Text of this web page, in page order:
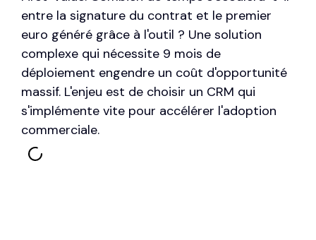
entre la signature du contrat et le premier
euro généré grâce à l'outil ? Une solution
complexe qui nécessite 9 mois de
déploiement engendre un coût d'opportunité
massif. L'enjeu est de choisir un CRM qui
s'implémente vite pour accélérer l'adoption
commerciale.